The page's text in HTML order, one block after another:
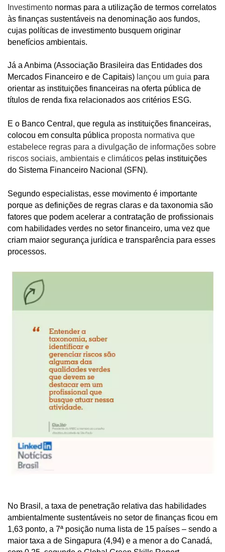
Investimento normas para a utilização de termos correlatos
às finanças sustentáveis na denominação aos fundos,
cujas políticas de investimento busquem originar
benefícios ambientais.
Já a Anbima (Associação Brasileira das Entidades dos
Mercados Financeiro e de Capitais) lançou um guia para
orientar as instituições financeiras na oferta pública de
títulos de renda fixa relacionados aos critérios ESG.
E o Banco Central, que regula as instituições financeiras,
colocou em consulta pública proposta normativa que
estabelece regras para a divulgação de informações sobre
riscos sociais, ambientais e climáticos pelas instituições
do Sistema Financeiro Nacional (SFN).
Segundo especialistas, esse movimento é importante
porque as definições de regras claras e da taxonomia são
fatores que podem acelerar a contratação de profissionais
com habilidades verdes no setor financeiro, uma vez que
criam maior segurança jurídica e transparência para esses
processos.
No Brasil, a taxa de penetração relativa das habilidades
ambientalmente sustentáveis no setor de finanças ficou em
1,63 ponto, a 7ª posição numa lista de 15 países – sendo a
maior taxa a de Singapura (4,94) e a menor a do Canadá,